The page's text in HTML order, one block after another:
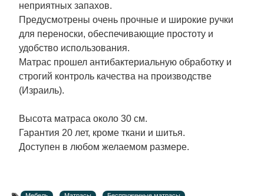
неприятных запахов.
Предусмотрены очень прочные и широкие ручки
для переноски, обеспечивающие простоту и
удобство использования.
Матрас прошел антибактериальную обработку и
строгий контроль качества на производстве
(Израиль).
Высота матраса около 30 см.
Гарантия 20 лет, кроме ткани и шитья.
Доступен в любом желаемом размере.